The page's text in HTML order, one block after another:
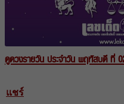
ดูดวงรายวัน ประจำวัน พฤหัสบดี ที่
แชร์